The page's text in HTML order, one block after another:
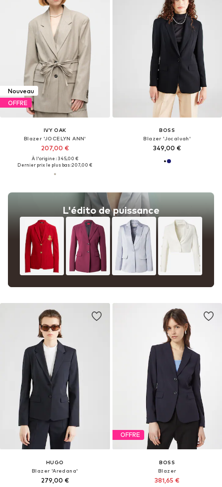
Nouveau
OFFRE
IVY OAK
Blazer 'JOCELYN ANN'
207,00 €
À l'origine : 345,00 €
Dernier prix le plus bas :207,00 €
L'édito de puissance
BOSS
Blazer 'Jocaluah'
349,00 €
HUGO
Blazer 'Aredana'
279,00 €
OFFRE
BOSS
Blazer
381,65 €